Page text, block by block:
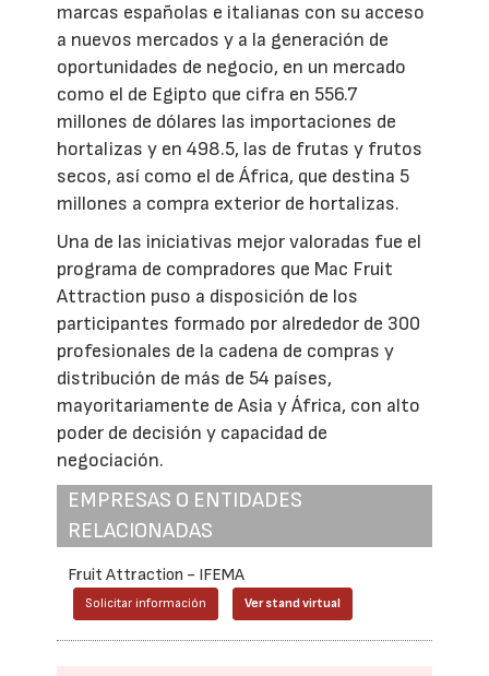
marcas españolas e italianas con su acceso
a nuevos mercados y a la generación de
oportunidades de negocio, en un mercado
como el de Egipto que cifra en 556.7
millones de dólares las importaciones de
hortalizas y en 498.5, las de frutas y frutos
secos, así como el de África, que destina 5
millones a compra exterior de hortalizas.
Una de las iniciativas mejor valoradas fue el
programa de compradores que Mac Fruit
Attraction puso a disposición de los
participantes formado por alrededor de 300
profesionales de la cadena de compras y
distribución de más de 54 países,
mayoritariamente de Asia y África, con alto
poder de decisión y capacidad de
negociación.
EMPRESAS O ENTIDADES
RELACIONADAS
Fruit Attraction - IFEMA
Solicitar información Ver stand virtual